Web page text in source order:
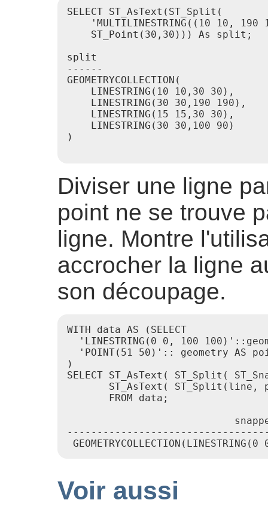
SELECT ST_AsText(ST_Split(
'MULTILINESTRING((10 10, 190
    ST_Point(30,30))) As split;
split
------
GEOMETRYCOLLECTION(
    LINESTRING(10 10,30 30),
    LINESTRING(30 30,190 190),
    LINESTRING(15 15,30 30),
    LINESTRING(30 30,100 90)
)
Diviser une ligne
point ne se trouve
ligne. Montre
accrocher la ligne
son découpage.
WITH data AS (SELECT
'LINESTRING(0 0, 100
'POINT(51 50)':: geometry AS
)
SELECT ST_AsText( ST_Split(
ST_AsText( ST_Split(line,
       FROM data;
Voir aussi